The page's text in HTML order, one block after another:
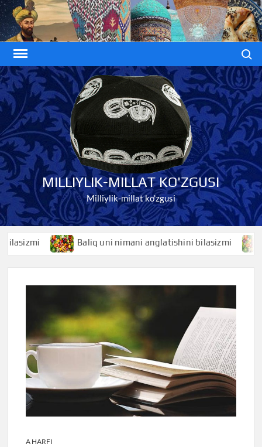
Skip
to
content
MILLIYLIK-MILLAT KO'ZGUSI
Milliylik-millat ko'zgusi
Baliq uni nimani anglatishini bilasizmi
A HARFI